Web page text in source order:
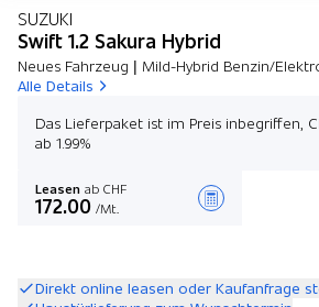
SUZUKI
Swift 1.2 Sakura Hybrid
Neues Fahrzeug | Mild-Hybrid Benzin/
Alle Details
Das Lieferpaket ist im Preis inbegriffen,
ab 1.99%
Leasen ab CHF
172.00 /Mt.
Direkt online leasen oder Kaufanfrage